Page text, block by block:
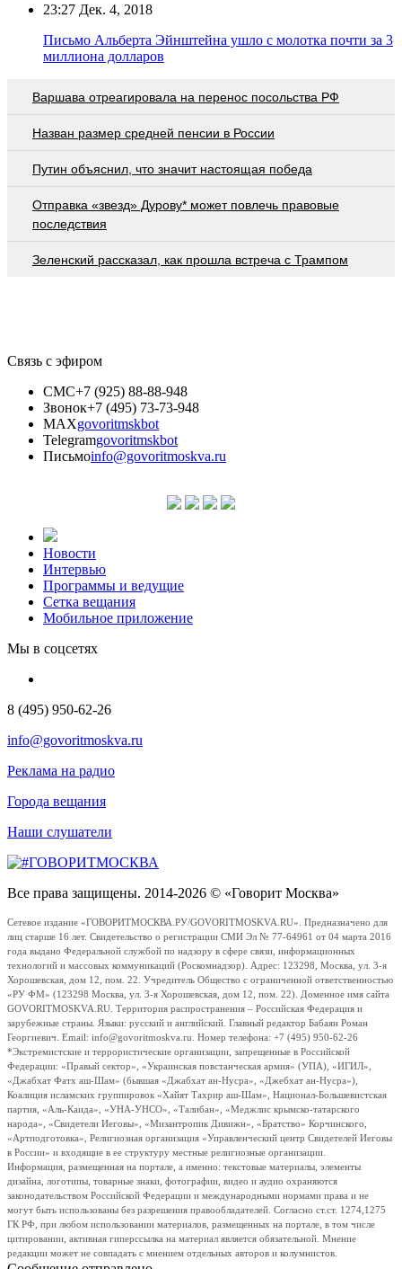
23:27 Дек. 4, 2018
Письмо Альберта Эйнштейна ушло с молотка почти за 3
миллиона долларов
Варшава отреагировала на перенос посольства РФ
Назван размер средней пенсии в России
Путин объяснил, что значит настоящая победа
Отправка «звезд» Дурову* может повлечь правовые
последствия
Зеленский рассказал, как прошла встреча с Трампом
Связь с эфиром
СМС+7 (925) 88-88-948
Звонок+7 (495) 73-73-948
MAXgovoritmskbot
Telegramgovoritmskbot
Письмоinfo@govoritmoskva.ru
Новости
Интервью
Программы и ведущие
Сетка вещания
Мобильное приложение
Мы в соцсетях
8 (495) 950-62-26
info@govoritmoskva.ru
Реклама на радио
Города вещания
Наши слушатели
Все права защищены. 2014-2026 © «Говорит Москва»
Сетевое издание «ГОВОРИТМОСКВА.РУ/GOVORITMOSKVA.RU». Предназначено для
лиц старше 16 лет. Свидетельство о регистрации СМИ Эл № 77-64961 от 04 марта 2016
года выдано Федеральной службой по надзору в сфере связи, информационных
технологий и массовых коммуникаций (Роскомнадзор). Адрес: 123298, Москва, ул. 3-я
Хорошевская, дом 12, пом. 22. Учредитель Общество с ограниченной ответственностью
«РУ ФМ» (123298 Москва, ул. 3-я Хорошевская, дом 12, пом. 22). Доменное имя сайта
GOVORITMOSKVA.RU. Территория распространения – Российская Федерация и
зарубежные страны. Языки: русский и английский. Главный редактор Бабаян Роман
Георгиевич. Email: info@govoritmoskva.ru. Номер телефона: +7 (495) 950-62-26
*Экстремистские и террористические организации, запрещенные в Российской
Федерации: «Правый сектор», «Украинская повстанческая армия» (УПА), «ИГИЛ»,
«Джабхат Фатх аш-Шам» (бывшая «Джабхат ан-Нусра», «Джебхат ан-Нусра»),
Коалиция исламских группировок «Хайят Тахрир аш-Шам», Национал-Большевистская
партия, «Аль-Каида», «УНА-УНСО», «Талибан», «Меджлис крымско-татарского
народа», «Свидетели Иеговы», «Мизантропик Дивижн», «Братство» Корчинского,
«Артподготовка», Религиозная организация «Управленческий центр Свидетелей Иеговы
в России» и входящие в ее структуру местные религиозные организации.
Информация, размещенная на портале, а именно: текстовые материалы, элементы
дизайна, логотипы, товарные знаки, фотографии, видео и аудио охраняются
законодательством Российской Федерации и международными нормами права и не
могут быть использованы без разрешения правообладателей. Согласно ст.ст. 1274,1275
ГК РФ, при любом использовании материалов, размещенных на портале, в том числе
цитировании, активная гиперссылка на материал является обязательной. Мнение
редакции может не совпадать с мнением отдельных авторов и колумнистов.